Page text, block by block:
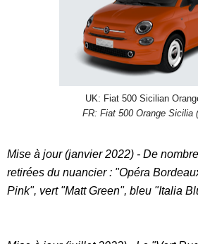
UK: Fiat 500 Sicilian
FR: Fiat 500 Orange Sicilia
Mise à jour (janvier 2022) - De
retirées du nuancier : "Opéra
Pink", vert "Matt Green", bleu "Italia